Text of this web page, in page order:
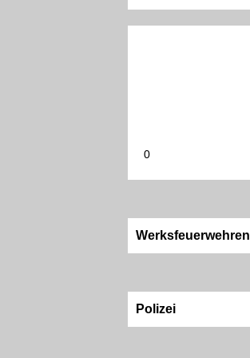
0
Werksfeuerwehren
Polizei